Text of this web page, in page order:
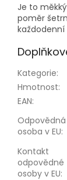
Je to
poměr
každodenní
Kategorie:
Hmotnost:
EAN:
Odpovědná
osoba v EU:
Kontakt
odpovědné
osoby v EU: